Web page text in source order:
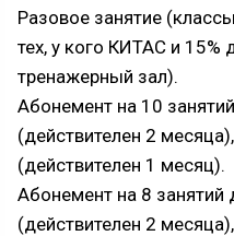
Разовое занятие
тех, у кого КИТАС и 15%
тренажерный зал).
Абонемент на 10
(действителен 2
(действителен 1 месяц).
Абонемент на 8 занятий
(действителен 2